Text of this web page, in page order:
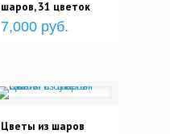
шаров, 31 цветок
7,000 руб.
Цветы из шаров